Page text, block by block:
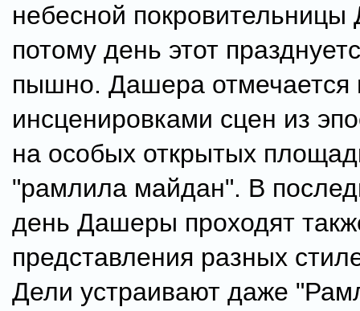
небесной покровительницы
потому день этот
пышно. Дашера отмечается
инсценировками сцен из
на особых открытых
"рамлила майдан". В
день Дашеры проходят
представления разных
Дели устраивают даже